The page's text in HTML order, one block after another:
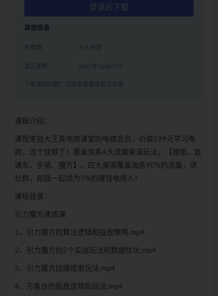
登录后下载
其他信息
有效期 永久有效
最近更新 2022年12月07日
下载遇到问题？可联系客服或留言反馈
课程介绍：
课程来自大王真电商课堂的电镀会员，价值599元学习电
商，这个就够了！覆盖淘系4大流量渠道玩法。【搜索、直
通车、手猜、魔方】。四大渠道覆盖淘系90%的流量，进
社群，和我一起成为5%的赚钱电商人！
课程目录：
引力魔方速成课
1、引力魔方的算法逻辑和投放策略.mp4
2、引力魔方的5个实战玩法和数据优化.mp4
3、引力魔方拉爆搜索玩法.mp4
4、万象台的投放逻辑和玩法.mp4